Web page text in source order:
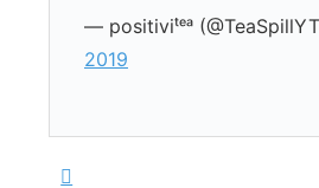
— positiviᵗᵉᵃ
2019